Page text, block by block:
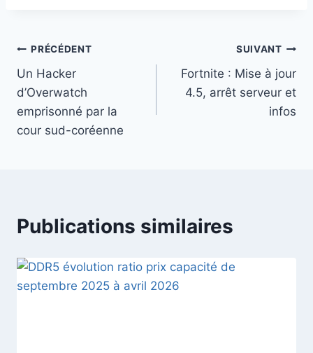
Navigation
de
l’article
PRÉCÉDENT
Un Hacker
d’Overwatch
emprisonné par la
cour sud-coréenne
SUIVANT
Fortnite : Mise à jour
4.5, arrêt serveur et
infos
Publications similaires